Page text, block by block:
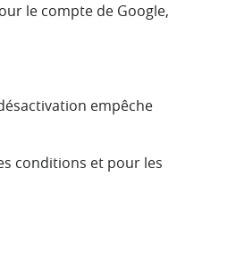
le compte de Google,
empêche
conditions et pour les